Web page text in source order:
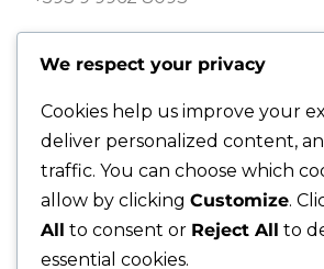
We respect your privacy
Cookies help us improve your
deliver personalized content,
traffic. You can choose which
allow by clicking Customize.
All to consent or Reject All to
essential cookies.